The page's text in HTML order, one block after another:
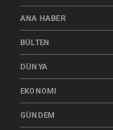
ANA HABER
BÜLTEN
DÜNYA
EKONOMI
GÜNDEM